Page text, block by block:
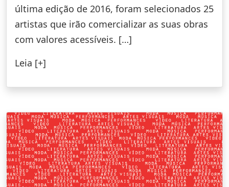
última edição de 2016, foram selecionados 25
artistas que irão comercializar as suas obras
com valores acessíveis. […]
Leia [+]